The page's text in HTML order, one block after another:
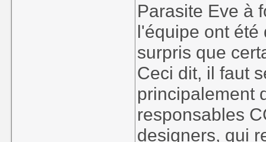
Parasite Eve à
l'équipe ont été
surpris que
Ceci dit, il faut
principalement
responsables
designers, qui